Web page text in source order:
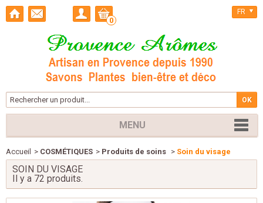
0
FR
MENU
Accueil > COSMÉTIQUES > Produits de soins > Soin du visage
SOIN DU VISAGE
Il y a 72 produits.